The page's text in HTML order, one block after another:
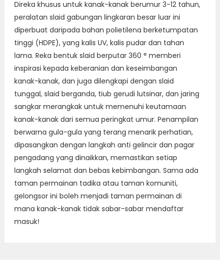
Direka khusus untuk kanak-kanak berumur 3-12 tahun,
peralatan slaid gabungan lingkaran besar luar ini
diperbuat daripada bahan polietilena berketumpatan
tinggi (HDPE), yang kalis UV, kalis pudar dan tahan
lama. Reka bentuk slaid berputar 360 ° memberi
inspirasi kepada keberanian dan keseimbangan
kanak-kanak, dan juga dilengkapi dengan slaid
tunggal, slaid berganda, tiub gerudi lutsinar, dan jaring
sangkar merangkak untuk memenuhi keutamaan
kanak-kanak dari semua peringkat umur. Penampilan
berwarna gula-gula yang terang menarik perhatian,
dipasangkan dengan langkah anti gelincir dan pagar
pengadang yang dinaikkan, memastikan setiap
langkah selamat dan bebas kebimbangan. Sama ada
taman permainan tadika atau taman komuniti,
gelongsor ini boleh menjadi taman permainan di
mana kanak-kanak tidak sabar-sabar mendaftar
masuk!